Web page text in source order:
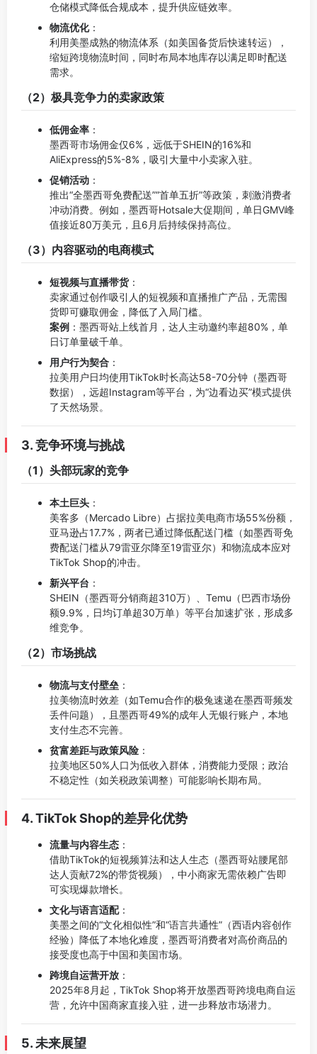
仓储模式降低合规成本，提升供应链效率。
物流优化：
利用美墨成熟的物流体系（如美国备货后快速转运），
缩短跨境物流时间，同时布局本地库存以满足即时配送
需求。
（2）极具竞争力的卖家政策
低佣金率 ：
墨西哥市场佣金仅6%，远低于SHEIN的16%和
AliExpress的5%-8%，吸引大量中小卖家入驻。
促销活动 ：
推出“全墨西哥免费配送”“首单五折”等政策，刺激消费者
冲动消费。例如，墨西哥Hotsale大促期间，单日GMV峰
值接近80万美元，且6月后持续保持高位。
（3）内容驱动的电商模式
短视频与直播带货：
卖家通过创作吸引人的短视频和直播推广产品，无需囤
货即可赚取佣金，降低了入局门槛。
案例 ：墨西哥站上线首月，达人主动邀约率超80%，单
日订单量破千单。
用户行为契合 ：
拉美用户日均使用TikTok时长高达58-70分钟（墨西哥
数据），远超Instagram等平台，为“边看边买”模式提供
了天然场景。
3. 竞争环境与挑战
（1）头部玩家的竞争
本土巨头 ：
美客多（Mercado Libre）占据拉美电商市场55%份额，
亚马逊占17.7%，两者已通过降低配送门槛（如墨西哥免
费配送门槛从79雷亚尔降至19雷亚尔）和物流成本应对
TikTok Shop的冲击。
新兴平台 ：
SHEIN（墨西哥分销商超310万）、Temu（巴西市场份
额9.9%，日均订单超30万单）等平台加速扩张，形成多
维竞争。
（2）市场挑战
物流与支付壁垒 ：
拉美物流时效差（如Temu合作的极兔速递在墨西哥频发
丢件问题），且墨西哥49%的成年人无银行账户，本地
支付生态不完善。
贫富差距与政策风险 ：
拉美地区50%人口为低收入群体，消费能力受限；政治
不稳定性（如关税政策调整）可能影响长期布局。
4. TikTok Shop的差异化优势
流量与内容生态 ：
借助TikTok的短视频算法和达人生态（墨西哥站腰尾部
达人贡献72%的带货视频），中小商家无需依赖广告即
可实现爆款增长。
文化与语言适配：
美墨之间的“文化相似性”和“语言共通性”（西语内容创作
经验）降低了本地化难度，墨西哥消费者对高价商品的
接受度也高于中国和美国市场。
跨境自运营开放 ：
2025年8月起，TikTok Shop将开放墨西哥跨境电商自运
营，允许中国商家直接入驻，进一步释放市场潜力。
5. 未来展望